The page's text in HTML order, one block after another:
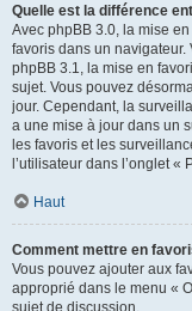
Quelle est la différence
Avec phpBB 3.0, la mise
favoris dans un navigateur.
phpBB 3.1, la mise en
sujet. Vous pouvez
jour. Cependant, la
a une mise à jour dans un
les favoris et les
l’utilisateur dans l’onglet «
Haut
Comment mettre en
Vous pouvez ajouter aux
approprié dans le menu «
sujet de discussion.